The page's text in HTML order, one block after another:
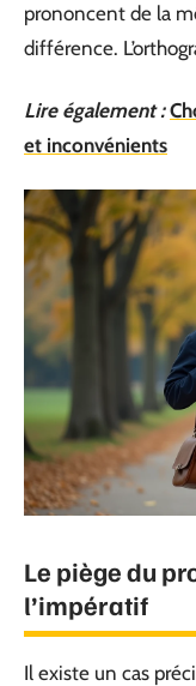
prononcent de la
différence.
Lire également :
et inconvénients
Le piège du
l’impératif
Il existe un cas